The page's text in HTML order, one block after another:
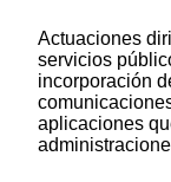
Actuaciones
servicios
incorporación
aplicaciones